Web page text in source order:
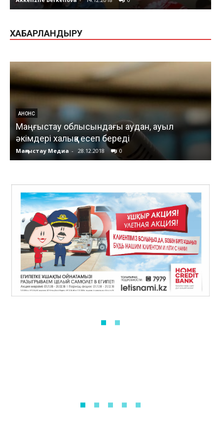
ХАБАРЛАНДЫРУ
АНОНС
Маңғыстау облысындағы аудан, ауыл
әкімдері халыққа есеп береді
Маңғыстау Медиа - 28.12.2018 0